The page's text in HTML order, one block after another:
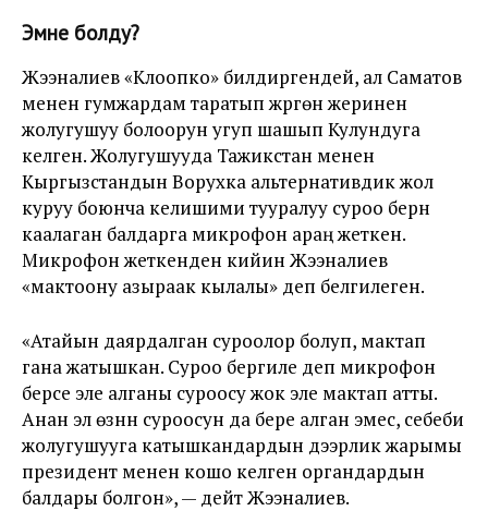
Эмне болду?
Жээналиев «Клоопко» билдиргендей, ал Саматов
менен гумжардам таратып жүргөн жеринен
жолугушуу болоорун угуп шашып Кулундуга
келген. Жолугушууда Тажикстан менен
Кыргызстандын Ворухка альтернативдик жол
куруу боюнча келишими тууралуу суроо берүүнү
каалаган балдарга микрофон араң жеткен.
Микрофон жеткенден кийин Жээналиев
«мактоону азыраак кылалы» деп белгилеген.
«Атайын даярдалган суроолор болуп, мактап
гана жатышкан. Суроо бергиле деп микрофон
берсе эле алганы суроосу жок эле мактап атты.
Анан эл өзүнүн суроосун да бере алган эмес, себеби
жолугушууга катышкандардын дээрлик жарымы
президент менен кошо келген органдардын
балдары болгон», — дейт Жээналиев.